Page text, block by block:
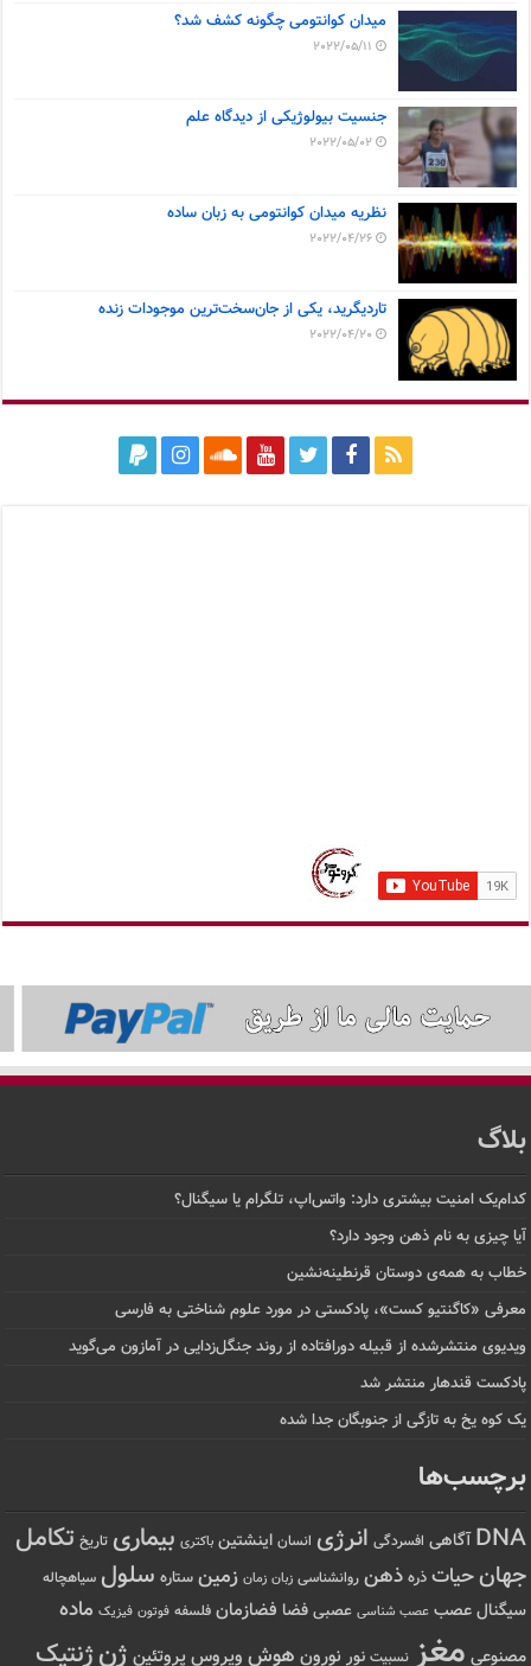
میدان کوانتومی چگونه کشف شد؟
2022/05/11
جنسیت بیولوژیکی از دیدگاه علم
2022/05/02
نظریه میدان کوانتومی به زبان ساده
2022/04/26
تاردیگرید، یکی از جان‌سخت‌ترین موجودات زنده
2022/04/20
بلاگ
کدام‌یک امنیت بیشتری دارد: واتس‌اپ، تلگرام یا سیگنال؟
آیا چیزی به نام ذهن وجود دارد؟
خطاب به همه‌ی دوستان قرنطینه‌نشین
معرفی «کاگنتیو کست»، پادکستی در مورد علوم شناختی به فارسی
ویدیوی منتشرشده از قبیله دورافتاده‌ از روند جنگل‌زدایی در آمازون می‌گوید
پادکست قندهار منتشر شد
یک کوه یخ به تازگی از جنوبگان جدا شده
برچسب‌ها
DNA آگاهی افسردگی انرژی انسان اینشتین باکتری بیماری تاریخ تکامل
جهانحیات ذره ذهن روانشناسی زبان زمان زمین ستاره سلول سیاهچاله
سیگنال عصب عصب شناسی عصبی فضا فضازمان فلسفه فوتون فیزیک ماده
مصنوعی مغز نسبیت نور نورون هوش ویروس پروتئین ژنژنتیک